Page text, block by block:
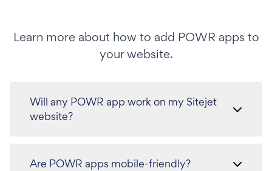
Learn more about how to add POWR apps to
your website.
Will any POWR app work on my Sitejet
website?
Are POWR apps mobile-friendly?